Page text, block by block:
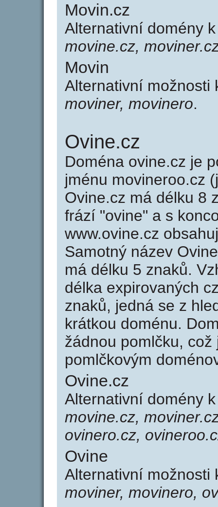
Movin.cz
Alternativní domény
movine.cz,
Movin
Alternativní
moviner, movinero.
Ovine.cz
Doména ovine.cz je
jménu movineroo.cz
Ovine.cz má délku 8
frází "ovine" a s
www.ovine.cz
Samotný název
má délku 5 znaků.
délka expirovaných
znaků, jedná se z
krátkou doménu.
žádnou pomlčku,
pomlčkovým
Ovine.cz
Alternativní domény
movine.cz,
ovinero.cz,
Ovine
Alternativní
moviner, movinero,